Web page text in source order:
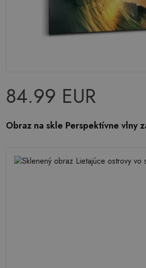
84.99 EUR
Obraz na skle Perspektívne vlny